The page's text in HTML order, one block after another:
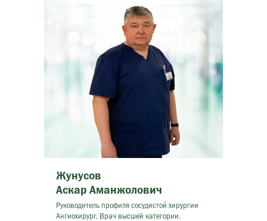
Жунусов
Аскар Аманжолович
Руководитель профиля сосудистой хирургии
Ангиохирург. Врач высшей категории.